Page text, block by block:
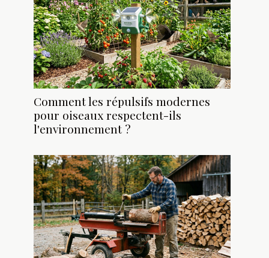
Comment les répulsifs modernes
pour oiseaux respectent-ils
l'environnement ?